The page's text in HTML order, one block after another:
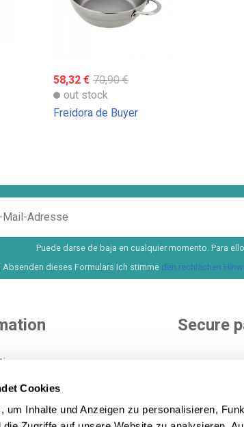
Cookies
um Inhalte und Anzeigen zu personalisieren,
58,32 € 70,90 €
out stock
Freidora de Buyer
Puede darse de baja en cualquier momento. Para
Absenden dieses Formulars Ich stimme den rechtlichen
conditions
Secure
You choose
options to